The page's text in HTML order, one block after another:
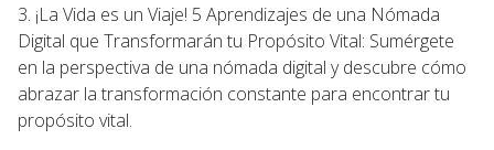
3. ¡La Vida es un Viaje! 5 Aprendizajes de una Nómada
Digital que Transformarán tu Propósito Vital: Sumérgete
en la perspectiva de una nómada digital y descubre cómo
abrazar la transformación constante para encontrar tu
propósito vital.